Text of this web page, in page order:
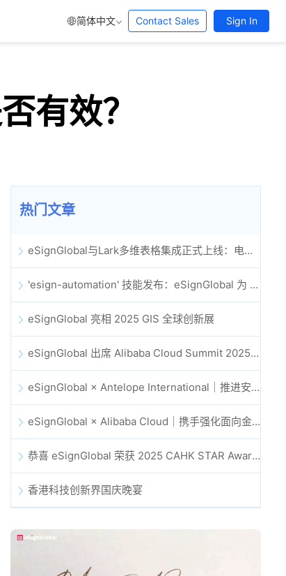
简体中文 Contact Sales Sign In
有效？
热门文章
eSignGlobal与Lark多维表格集成正式上线：电子合同签署归档全程自动化
'esign-automation' 技能发布：eSignGlobal 为 OpenClaw 提供自动化电子签名能力
eSignGlobal 亮相 2025 GIS 全球创新展
eSignGlobal 出席 Alibaba Cloud Summit 2025 香港站，共同探讨 AI 驱动的云创新与数字信任未来
eSignGlobal × Antelope International｜推进安全且由 AI 驱动的数字化工作流
eSignGlobal × Alibaba Cloud｜携手强化面向金融科技的全球数字信任
恭喜 eSignGlobal 荣获 2025 CAHK STAR Award！
香港科技创新界国庆晚宴